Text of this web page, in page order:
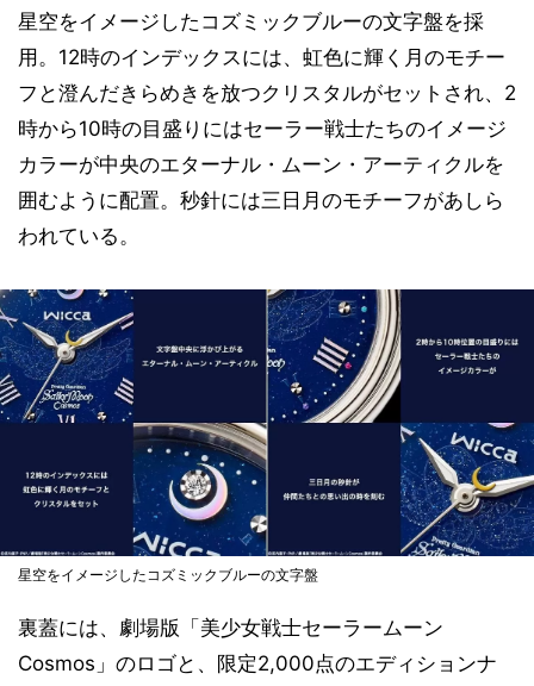
星空をイメージしたコズミックブルーの文字盤を採
用。12時のインデックスには、虹色に輝く月のモチー
フと澄んだきらめきを放つクリスタルがセットされ、2
時から10時の目盛りにはセーラー戦士たちのイメージ
カラーが中央のエターナル・ムーン・アーティクルを
囲むように配置。秒針には三日月のモチーフがあしら
われている。
星空をイメージしたコズミックブルーの文字盤
裏蓋には、劇場版「美少女戦士セーラームーン
Cosmos」のロゴと、限定2,000点のエディションナ